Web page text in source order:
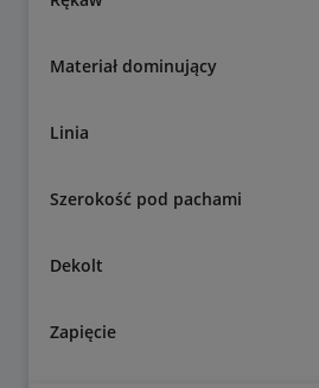
Materiał dominujący
Linia
Szerokość pod pachami
Dekolt
Zapięcie